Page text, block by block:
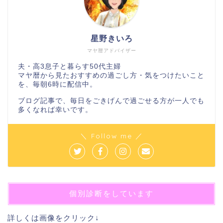
マヤ暦アドバイザー
星野きいろ
夫・高3息子と暮らす50代主婦
マヤ暦から見たおすすめの過ごし方・気をつけたいこと
を、毎朝6時に配信中。
ブログ記事で、毎日をごきげんで過ごせる方が一人でも
多くなれば幸いです。
＼ Follow me ／
個別診断をしています
詳しくは画像をクリック↓